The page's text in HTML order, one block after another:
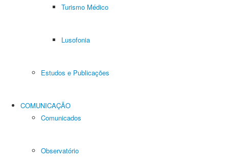
Turismo Médico
Lusofonia
Estudos e Publicações
COMUNICAÇÃO
Comunicados
Observatório